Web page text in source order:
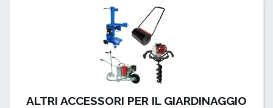
ALTRI ACCESSORI PER IL GIARDINAGGIO